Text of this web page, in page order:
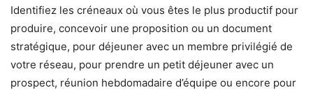
Identifiez les créneaux où vous êtes le plus productif pour
produire, concevoir une proposition ou un document
stratégique, pour déjeuner avec un membre privilégié de
votre réseau, pour prendre un petit déjeuner avec un
prospect, réunion hebdomadaire d’équipe ou encore pour